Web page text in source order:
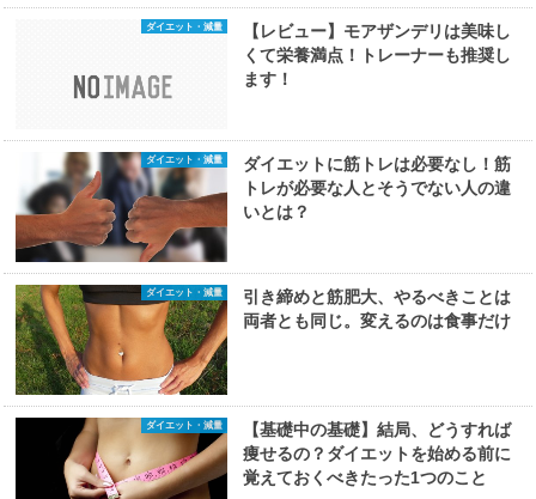
ダイエット・減量
【レビュー】モアザンデリは美味し
くて栄養満点！トレーナーも推奨し
ます！
ダイエット・減量
ダイエットに筋トレは必要なし！筋
トレが必要な人とそうでない人の違
いとは？
ダイエット・減量
引き締めと筋肥大、やるべきことは
両者とも同じ。変えるのは食事だけ
ダイエット・減量
【基礎中の基礎】結局、どうすれば
痩せるの？ダイエットを始める前に
覚えておくべきたった1つのこと